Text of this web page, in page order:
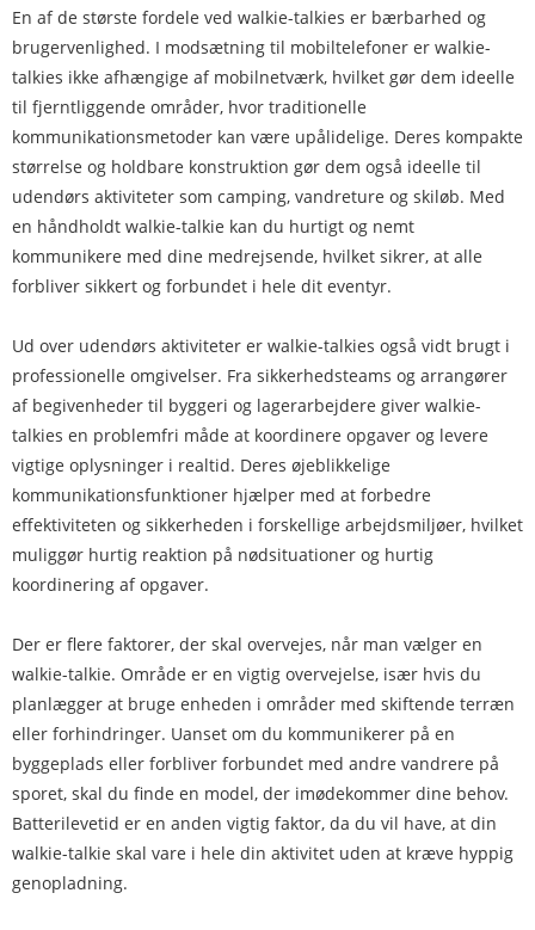
En af de største fordele ved walkie-talkies er bærbarhed og
brugervenlighed. I modsætning til mobiltelefoner er walkie-
talkies ikke afhængige af mobilnetværk, hvilket gør dem ideelle
til fjerntliggende områder, hvor traditionelle
kommunikationsmetoder kan være upålidelige. Deres kompakte
størrelse og holdbare konstruktion gør dem også ideelle til
udendørs aktiviteter som camping, vandreture og skiløb. Med
en håndholdt walkie-talkie kan du hurtigt og nemt
kommunikere med dine medrejsende, hvilket sikrer, at alle
forbliver sikkert og forbundet i hele dit eventyr.
Ud over udendørs aktiviteter er walkie-talkies også vidt brugt i
professionelle omgivelser. Fra sikkerhedsteams og arrangører
af begivenheder til byggeri og lagerarbejdere giver walkie-
talkies en problemfri måde at koordinere opgaver og levere
vigtige oplysninger i realtid. Deres øjeblikkelige
kommunikationsfunktioner hjælper med at forbedre
effektiviteten og sikkerheden i forskellige arbejdsmiljøer, hvilket
muliggør hurtig reaktion på nødsituationer og hurtig
koordinering af opgaver.
Der er flere faktorer, der skal overvejes, når man vælger en
walkie-talkie. Område er en vigtig overvejelse, især hvis du
planlægger at bruge enheden i områder med skiftende terræn
eller forhindringer. Uanset om du kommunikerer på en
byggeplads eller forbliver forbundet med andre vandrere på
sporet, skal du finde en model, der imødekommer dine behov.
Batterilevetid er en anden vigtig faktor, da du vil have, at din
walkie-talkie skal vare i hele din aktivitet uden at kræve hyppig
genopladning.